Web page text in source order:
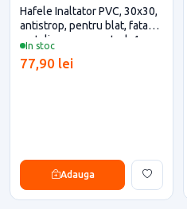
In stoc
Hafele Inaltator PVC, 30x30,
antistrop, pentru blat, fata
metalica, negru neted, 4
metri)
77,90 lei
Adauga